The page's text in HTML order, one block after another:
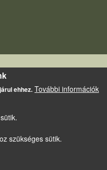
ehhez. További információk
szükséges sütik.